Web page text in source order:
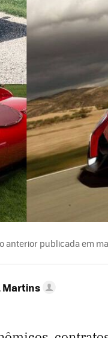
anterior publicada em
Martins